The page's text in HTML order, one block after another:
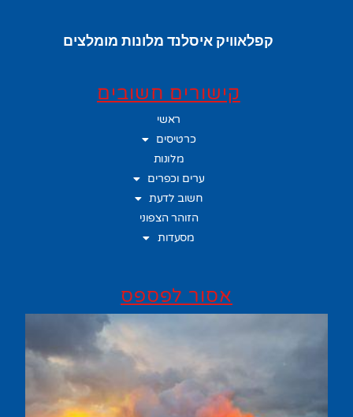
קפלאוויק איסלנד מלונות מומלצים
קישורים חשובים
ראשי
כרטיסים
מלונות
ערים וכפרים
חשוב לדעת
הזוהר הצפוני
מסעדות
אסור לפספס